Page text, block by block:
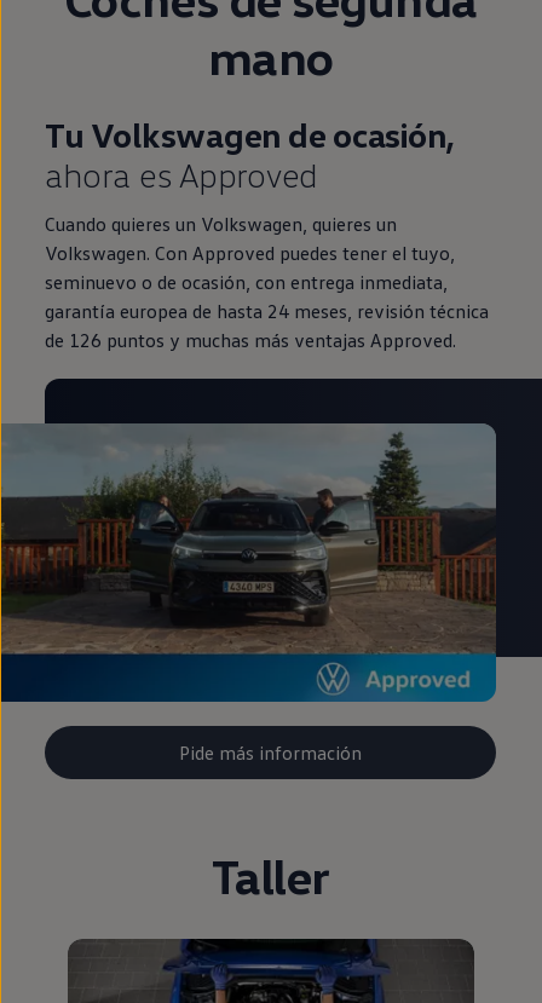
mano
Tu Volkswagen de ocasión,
ahora es Approved
Cuando quieres un Volkswagen, quieres un
Volkswagen. Con Approved puedes tener el tuyo,
seminuevo o de ocasión, con entrega inmediata,
garantía europea de hasta 24 meses, revisión técnica
de 126 puntos y muchas más ventajas Approved.
Pide más información
Taller